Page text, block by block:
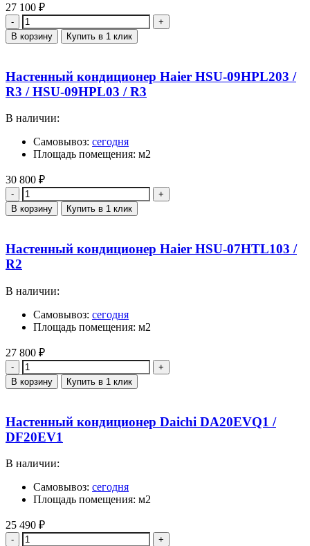
27 100 ₽
Количество
В корзину Купить в 1 клик
Настенный кондиционер Haier HSU-09HPL203 /
R3 / HSU-09HPL03 / R3
В наличии:
Самовывоз: сегодня
Площадь помещения: м2
30 800 ₽
Количество
В корзину Купить в 1 клик
Настенный кондиционер Haier HSU-07HTL103 /
R2
В наличии:
Самовывоз: сегодня
Площадь помещения: м2
27 800 ₽
Количество
В корзину Купить в 1 клик
Настенный кондиционер Daichi DA20EVQ1 /
DF20EV1
В наличии:
Самовывоз: сегодня
Площадь помещения: м2
25 490 ₽
Количество